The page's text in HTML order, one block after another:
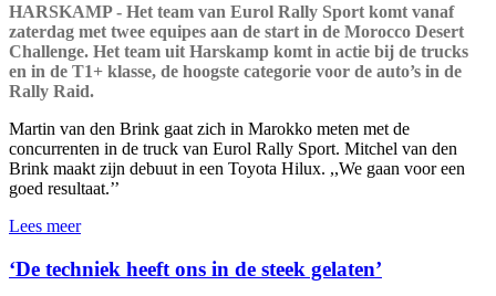
HARSKAMP - Het team van Eurol Rally Sport komt vanaf
zaterdag met twee equipes aan de start in de Morocco Desert
Challenge. Het team uit Harskamp komt in actie bij de trucks
en in de T1+ klasse, de hoogste categorie voor de auto’s in de
Rally Raid.
Martin van den Brink gaat zich in Marokko meten met de
concurrenten in de truck van Eurol Rally Sport. Mitchel van den
Brink maakt zijn debuut in een Toyota Hilux. ,,We gaan voor een
goed resultaat.’’
Lees meer
‘De techniek heeft ons in de steek gelaten’